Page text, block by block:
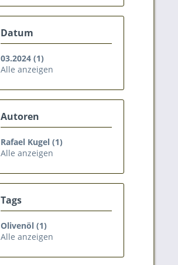
Datum
03.2024 (1)
Alle anzeigen
Autoren
Rafael Kugel (1)
Alle anzeigen
Tags
Olivenöl (1)
Alle anzeigen